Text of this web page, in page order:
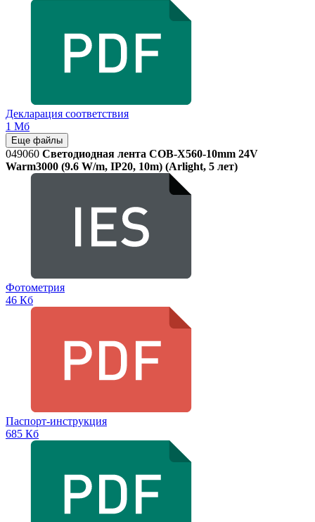
Декларация соответствия
1 Мб
Еще файлы
049060 Светодиодная лента COB-X560-10mm 24V
Warm3000 (9.6 W/m, IP20, 10m) (Arlight, 5 лет)
Фотометрия
46 Кб
Паспорт-инструкция
685 Кб